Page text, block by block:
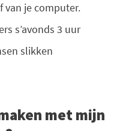
van je computer.
s’avonds 3 uur
slikken
met mijn